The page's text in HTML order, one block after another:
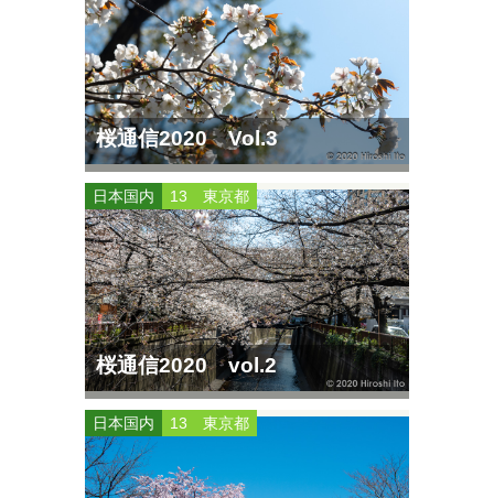
桜通信2020 Vol.3
日本国内 13 東京都
桜通信2020 vol.2
日本国内 13 東京都